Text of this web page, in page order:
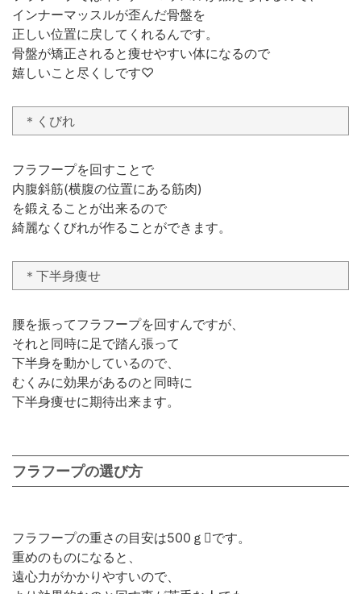
インナーマッスルが歪んだ骨盤を
正しい位置に戻してくれるんです。
骨盤が矯正されると痩せやすい体になるので
嬉しいこと尽くしです♡
＊くびれ
フラフープを回すことで
内腹斜筋(横腹の位置にある筋肉)
を鍛えることが出来るので
綺麗なくびれが作ることができます。
＊下半身痩せ
腰を振ってフラフープを回すんですが、
それと同時に足で踏ん張って
下半身を動かしているので、
むくみに効果があるのと同時に
下半身痩せに期待出来ます。
フラフープの選び方
フラフープの重さの目安は500ｇです。
重めのものになると、
遠心力がかかりやすいので、